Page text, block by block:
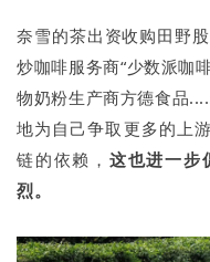
奈雪的茶出资收购田野
炒咖啡服务商“少数派咖
物奶粉生产商方德食品
地为自己争取更多的上
链的依赖， 这也进一步
烈。